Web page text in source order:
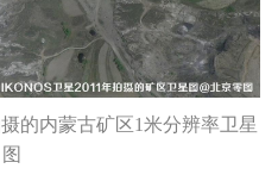
的内蒙古矿区1米分辨率卫星
图